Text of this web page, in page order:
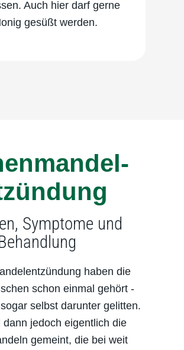
Auch hier darf gerne
gesüßt werden.
Symptome und
haben die
schon einmal gehört -
selbst darunter gelitten.
dann jedoch eigentlich die
gemeint, die bei weit